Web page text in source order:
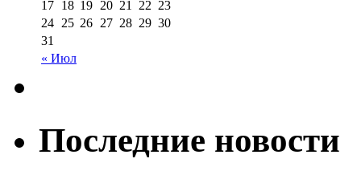
« Июл
17 18 19 20 21 22 23
24 25 26 27 28 29 30
31
Последние новости